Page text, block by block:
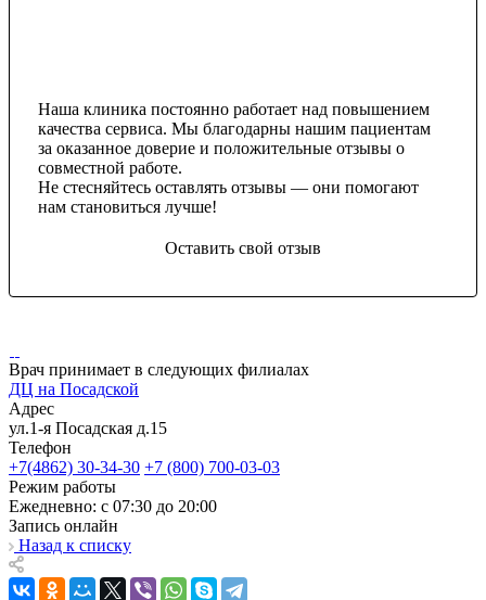
Наша клиника постоянно работает над повышением
качества сервиса. Мы благодарны нашим пациентам
за оказанное доверие и положительные отзывы о
совместной работе.
Не стесняйтесь оставлять отзывы — они помогают
нам становиться лучше!
Оставить свой отзыв
Врач принимает в следующих филиалах
ДЦ на Посадской
Адрес
ул.1-я Посадская д.15
Телефон
+7(4862) 30-34-30 +7 (800) 700-03-03
Режим работы
Ежедневно: с 07:30 до 20:00
Запись онлайн
Назад к списку